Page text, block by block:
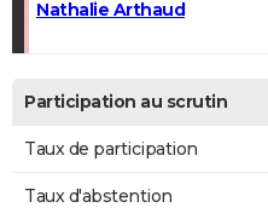
Nathalie Arthaud
Participation au scrutin
Taux de participation
Taux d'abstention